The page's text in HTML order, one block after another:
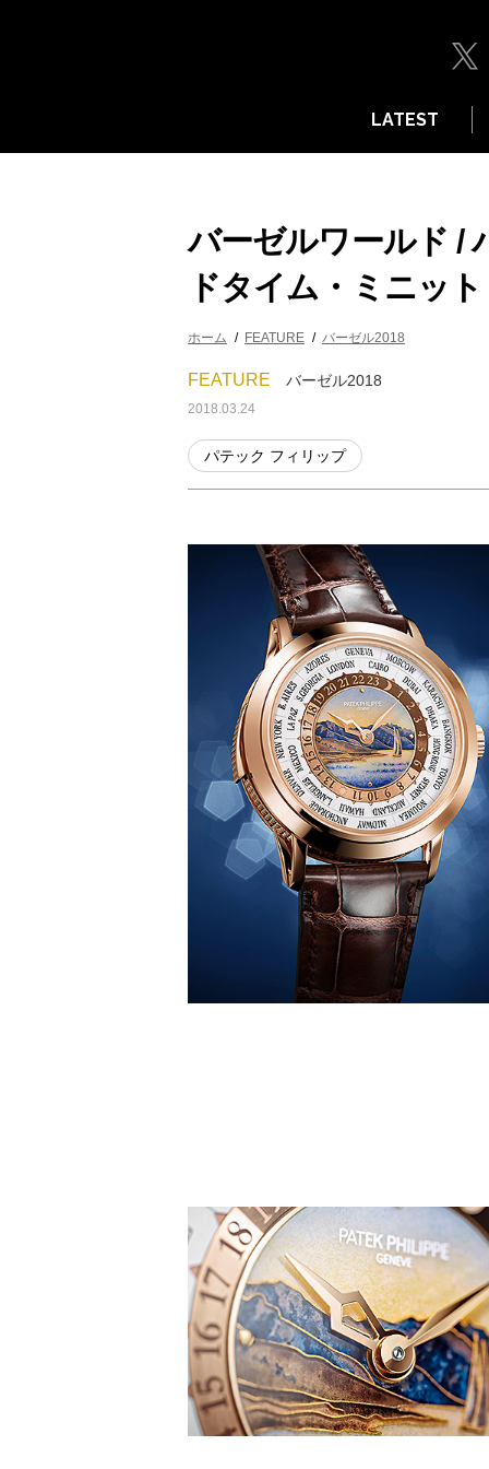
LATEST
バーゼルワールド /
ドタイム・ミニッ
ホーム FEATURE バーゼル2018
FEATURE バーゼル2018
2018.03.24
パテック フィリップ